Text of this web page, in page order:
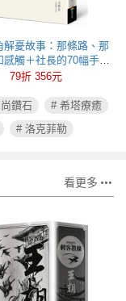
解憂故事：那條路、那
感觸＋社長的70幅手繪
插圖
79折 356元
鑽石
# 希塔療癒
# 洛克菲勒
看更多